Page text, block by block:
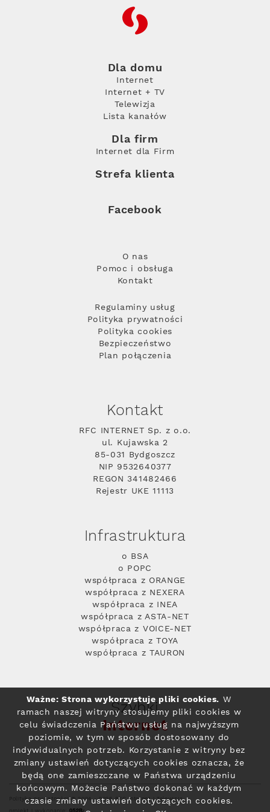
RFC
Dla domu
Internet
Internet + TV
Telewizja
Lista kanałów
Dla firm
Internet dla Firm
Strefa klienta
Facebook
O nas
Pomoc i obsługa
Kontakt
Regulaminy usług
Polityka prywatności
Polityka cookies
Bezpieczeństwo
Plan połączenia
Kontakt
RFC INTERNET Sp. z o.o.
ul. Kujawska 2
85-031 Bydgoszcz
NIP 9532640377
REGON 341482466
Rejestr UKE 11113
Infrastruktura
o BSA
o POPC
współpraca z ORANGE
współpraca z NEXERA
współpraca z INEA
współpraca z ASTA-NET
współpraca z VOICE-NET
współpraca z TOYA
współpraca z TAURON
Szybki
Internet
Polityka prywatności© 2004 - 2026 RFC Internet i Telewizja
Ważne: Strona wykorzystuje pliki cookies. W
ramach naszej witryny stosujemy pliki cookies w
celu świadczenia Państwu usług na najwyższym
poziomie, w tym w sposób dostosowany do
indywidualnych potrzeb. Korzystanie z witryny bez
zmiany ustawień dotyczących cookies oznacza, że
będą one zamieszczane w Państwa urządzeniu
końcowym. Możecie Państwo dokonać w każdym
czasie zmiany ustawień dotyczących cookies.